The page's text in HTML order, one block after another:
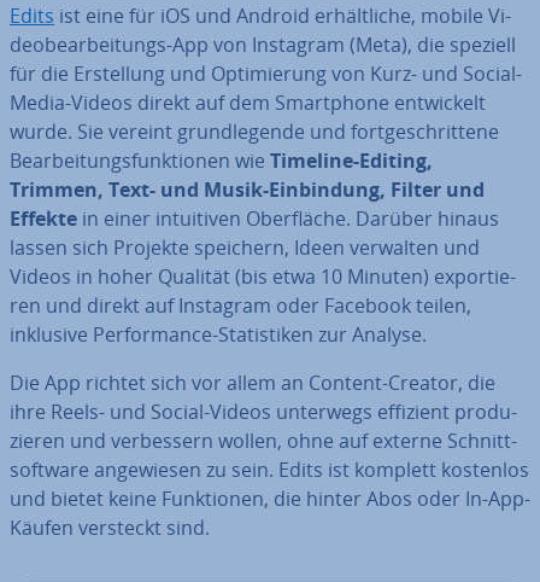
Edits ist eine für iOS und Android er­hält­li­che, mobile Vi­
deo­be­ar­bei­tungs-App von Instagram (Meta), die speziell
für die Er­stel­lung und Op­ti­mie­rung von Kurz- und Social-
Media-Videos direkt auf dem Smart­phone ent­wi­ckelt
wurde. Sie vereint grund­le­gen­de und fort­ge­schrit­te­ne
Be­ar­bei­tungs­funk­tio­nen wie Timeline-Editing,
Trimmen, Text- und Musik-Ein­bin­dung, Filter und
Effekte in einer in­tui­ti­ven Ober­flä­che. Darüber hinaus
lassen sich Projekte speichern, Ideen verwalten und
Videos in hoher Qualität (bis etwa 10 Minuten) ex­por­tie­
ren und direkt auf Instagram oder Facebook teilen,
inklusive Per­for­mance-Sta­tis­ti­ken zur Analyse.
Die App richtet sich vor allem an Content-Creator, die
ihre Reels- und Social-Videos unterwegs effizient pro­du­
zie­ren und ver­bes­sern wollen, ohne auf externe Schnitt­
soft­ware an­ge­wie­sen zu sein. Edits ist komplett kostenlos
und bietet keine Funk­tio­nen, die hinter Abos oder In-App-
Käufen versteckt sind.